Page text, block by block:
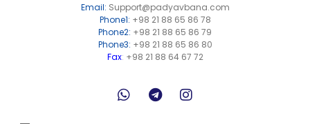
Email: Support@padyavbana.com
Phone1: +98 21 88 65 86 78​
Phone2: +98 21 88 65 86 79
Phone3: +98 21 88 65 86 80
Fax: +98 21 88 64 67 72